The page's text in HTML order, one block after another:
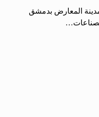
المعارض بدمشق